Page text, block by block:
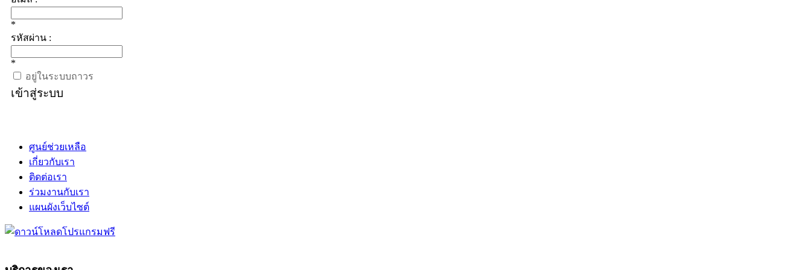
*
รหัสผ่าน :
*
อยู่ในระบบถาวร
เข้าสู่ระบบ
ศูนย์ช่วยเหลือ
เกี่ยวกับเรา
ติดต่อเรา
ร่วมงานกับเรา
แผนผังเว็บไซต์